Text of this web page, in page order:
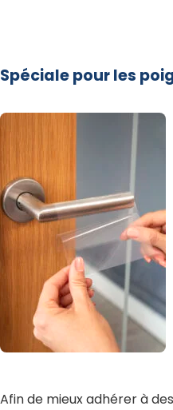
Spéciale pour les
Afin de mieux adhérer à